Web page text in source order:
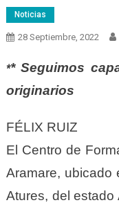
Noticias
28 Septiembre, 2022
** Seguimos
originarios
FÉLIX RUIZ
El Centro de
Aramare, ubicado
Atures, del